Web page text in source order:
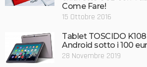
Come Fare!
15 Ottobre 2016
Tablet TOSCIDO
Android sotto i 100
28 Novembre 2019